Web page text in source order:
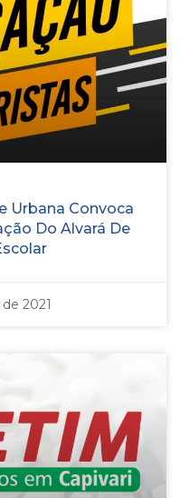
Urbana Convoca
Do Alvará De
2021